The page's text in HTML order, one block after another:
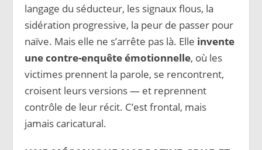
langage du séducteur, les signaux flous, la
sidération progressive, la peur de passer pour
naïve. Mais elle ne s’arrête pas là. Elle invente
une contre-enquête émotionnelle, où les
victimes prennent la parole, se rencontrent,
croisent leurs versions — et reprennent
contrôle de leur récit. C’est frontal, mais
jamais caricatural.